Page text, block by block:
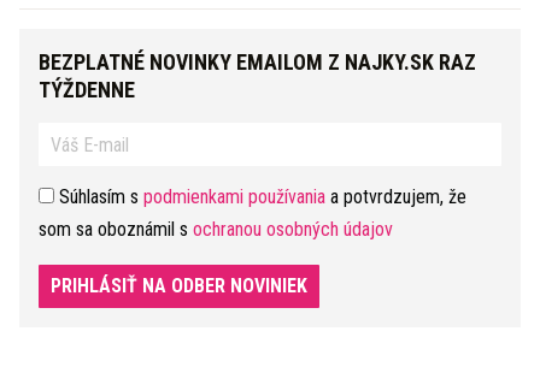
BEZPLATNÉ NOVINKY EMAILOM Z NAJKY.SK RAZ
TÝŽDENNE
Súhlasím s podmienkami používania a potvrdzujem, že
som sa oboznámil s ochranou osobných údajov
PRIHLÁSIŤ NA ODBER NOVINIEK